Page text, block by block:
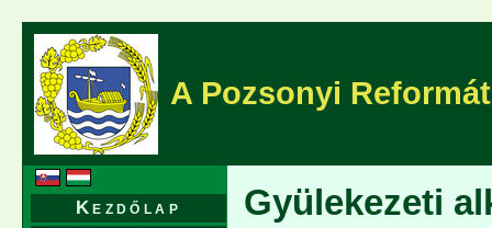
A Pozsonyi
Kezdőlap
Gyülekezeti